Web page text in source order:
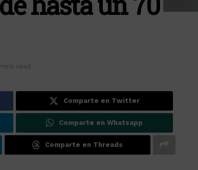
read
Comparte en Twitter
Comparte en Whatsapp
Comparte en Threads